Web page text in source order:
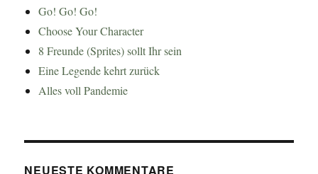
Go! Go! Go!
Choose Your Character
8 Freunde (Sprites) sollt Ihr sein
Eine Legende kehrt zurück
Alles voll Pandemie
NEUESTE KOMMENTARE